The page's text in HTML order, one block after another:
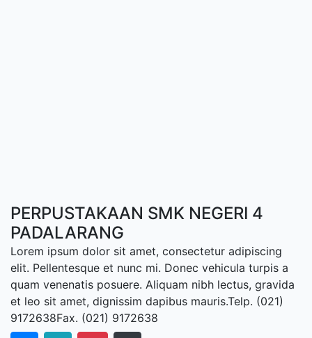
PERPUSTAKAAN SMK NEGERI 4
PADALARANG
Lorem ipsum dolor sit amet, consectetur adipiscing
elit. Pellentesque et nunc mi. Donec vehicula turpis a
quam venenatis posuere. Aliquam nibh lectus, gravida
et leo sit amet, dignissim dapibus mauris.Telp. (021)
9172638Fax. (021) 9172638